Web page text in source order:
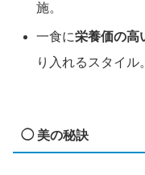
施。
一食に栄養価の高
り入れるスタイル。
◯ 美の秘訣